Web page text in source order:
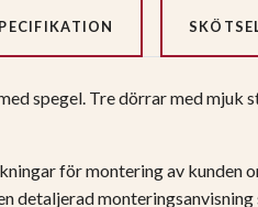
spegel. Tre dörrar med mjuk
för montering av kunden
detaljerad